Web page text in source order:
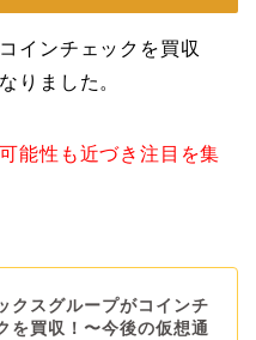
インチェックを買収
りました。
能性も近づき注目を集
クスグループがコインチ
を買収！〜今後の仮想通